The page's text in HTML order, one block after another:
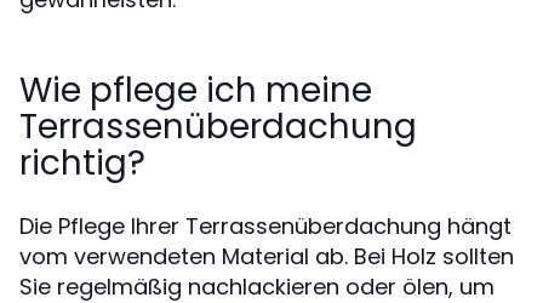
Wie pflege ich meine
Terrassenüberdachung
richtig?
Die Pflege Ihrer Terrassenüberdachung hängt
vom verwendeten Material ab. Bei Holz sollten
Sie regelmäßig nachlackieren oder ölen, um